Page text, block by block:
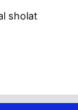
sholat